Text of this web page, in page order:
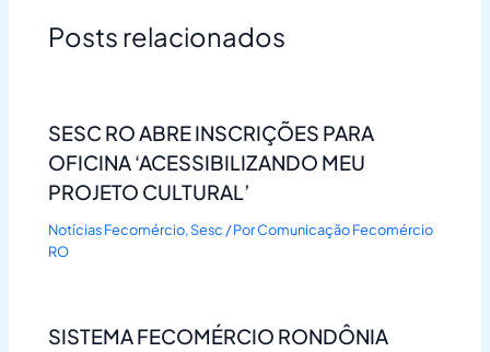
Posts relacionados
SESC RO ABRE INSCRIÇÕES PARA
OFICINA ‘ACESSIBILIZANDO MEU
PROJETO CULTURAL’
Notícias Fecomércio,Sesc / PorComunicação Fecomércio
RO
SISTEMA FECOMÉRCIO RONDÔNIA